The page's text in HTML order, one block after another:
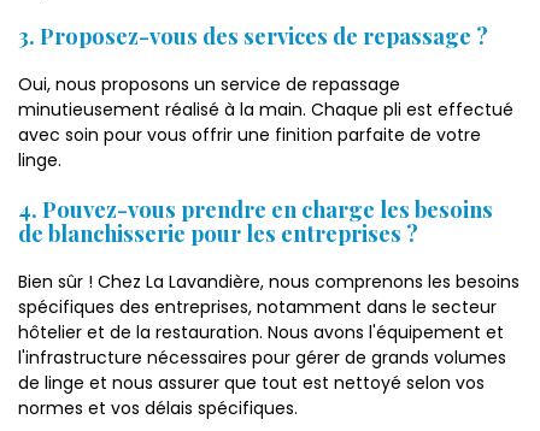
3. Proposez-vous des services de repassage ?
Oui, nous proposons un service de repassage
minutieusement réalisé à la main. Chaque pli est effectué
avec soin pour vous offrir une finition parfaite de votre
linge.
4. Pouvez-vous prendre en charge les besoins
de blanchisserie pour les entreprises ?
Bien sûr ! Chez La Lavandière, nous comprenons les besoins
spécifiques des entreprises, notamment dans le secteur
hôtelier et de la restauration. Nous avons l'équipement et
l'infrastructure nécessaires pour gérer de grands volumes
de linge et nous assurer que tout est nettoyé selon vos
normes et vos délais spécifiques.